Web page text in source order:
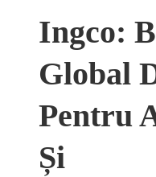
Ingco:
Global
Pentru
Și